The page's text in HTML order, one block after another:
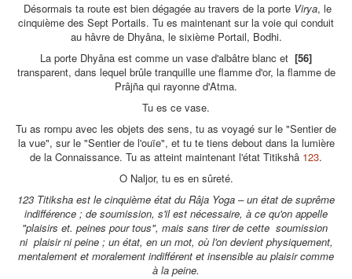
Désormais ta route est bien dégagée au travers de la porte Virya, le
cinquième des Sept Portails. Tu es maintenant sur la voie qui conduit
au hâvre de Dhyâna, le sixième Portail, Bodhi.
La porte Dhyâna est comme un vase d'albâtre blanc et [56]
transparent, dans lequel brûle tranquille une flamme d'or, la flamme de
Prâjña qui rayonne d'Atma.
Tu es ce vase.
Tu as rompu avec les objets des sens, tu as voyagé sur le "Sentier de
la vue", sur le "Sentier de l'ouïe", et tu te tiens debout dans la lumière
de la Connaissance. Tu as atteint maintenant l'état Titikshâ 123.
O Naljor, tu es en sûreté.
123 Titiksha est le cinquième état du Râja Yoga – un état de suprême
indifférence ; de soumission, s'il est nécessaire, à ce qu'on appelle
"plaisirs et. peines pour tous", mais sans tirer de cette soumission
ni plaisir ni peine ; un état, en un mot, où l'on devient physiquement,
mentalement et moralement indifférent et insensible au plaisir comme
à la peine.